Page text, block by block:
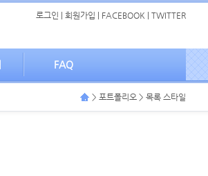
로그인 회원가입 FACEBOOK TWITTER
FAQ
> 포트폴리오 > 목록 스타일